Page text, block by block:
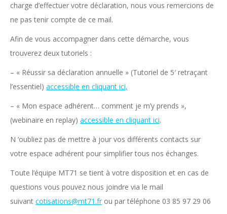
charge d’effectuer votre déclaration, nous vous remercions de
ne pas tenir compte de ce mail.
Afin de vous accompagner dans cette démarche, vous
trouverez deux tutoriels :
– « Réussir sa déclaration annuelle » (Tutoriel de 5′ retraçant
l’essentiel) accessible en cliquant ici,
– « Mon espace adhérent… comment je m’y prends »,
(webinaire en replay) accessible en cliquant ici.
N ‘oubliez pas de mettre à jour vos différents contacts sur
votre espace adhérent pour simplifier tous nos échanges.
Toute l’équipe MT71 se tient à votre disposition et en cas de
questions vous pouvez nous joindre via le mail
suivant cotisations@mt71.frou par téléphone 03 85 97 29 06